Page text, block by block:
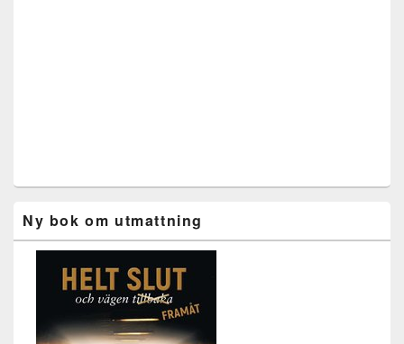
Ny bok om utmattning